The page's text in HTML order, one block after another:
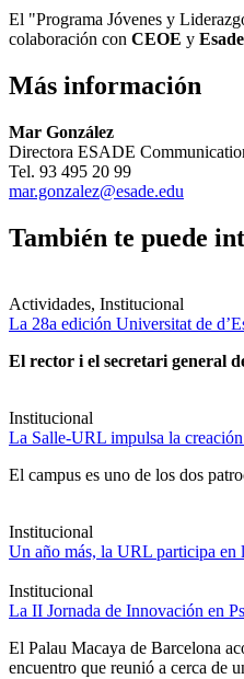
El "Programa Jóvenes y
colaboración con CEOE y Esade
Más información
Mar González
Directora ESADE
Tel. 93 495 20 99
mar.gonzalez@esade.edu
También te puede
Actividades, Institucional
La 28a edición Universitat de
El rector i el secretari general
Institucional
La Salle-URL impulsa la
El campus es uno de los dos
Institucional
Un año más, la URL participa en
Institucional
La II Jornada de Innovación en
El Palau Macaya de Barcelona
encuentro que reunió a cerca de